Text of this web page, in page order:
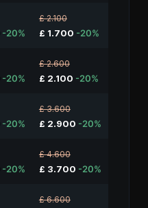
-20%
£ 2.100
£ 1.700 -20%
-20%
£ 2.600
£ 2.100 -20%
-20%
£ 3.600
£ 2.900 -20%
-20%
£ 4.600
£ 3.700 -20%
£ 6.600